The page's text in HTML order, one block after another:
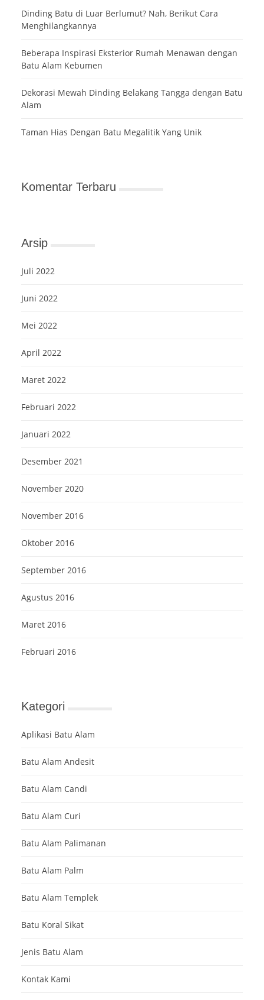
Dinding Batu di Luar Berlumut? Nah, Berikut Cara
Menghilangkannya
Beberapa Inspirasi Eksterior Rumah Menawan dengan
Batu Alam Kebumen
Dekorasi Mewah Dinding Belakang Tangga dengan Batu
Alam
Taman Hias Dengan Batu Megalitik Yang Unik
Komentar Terbaru
Arsip
Juli 2022
Juni 2022
Mei 2022
April 2022
Maret 2022
Februari 2022
Januari 2022
Desember 2021
November 2020
November 2016
Oktober 2016
September 2016
Agustus 2016
Maret 2016
Februari 2016
Kategori
Aplikasi Batu Alam
Batu Alam Andesit
Batu Alam Candi
Batu Alam Curi
Batu Alam Palimanan
Batu Alam Palm
Batu Alam Templek
Batu Koral Sikat
Jenis Batu Alam
Kontak Kami